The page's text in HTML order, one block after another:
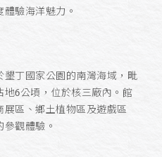
驗海洋魅力。
墾丁國家公園的南灣海域，毗
地6公頃，位於核三廠內。館
展區、鄉土植物區及遊戲區
觀體驗。